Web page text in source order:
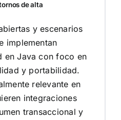
de alta
y escenarios
implementan
en Java con foco en
y portabilidad.
relevante en
integraciones
transaccional y